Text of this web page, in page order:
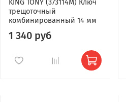
KING TONY (373114M) Ключ
трещоточный
комбинированный 14 мм
1 340 руб